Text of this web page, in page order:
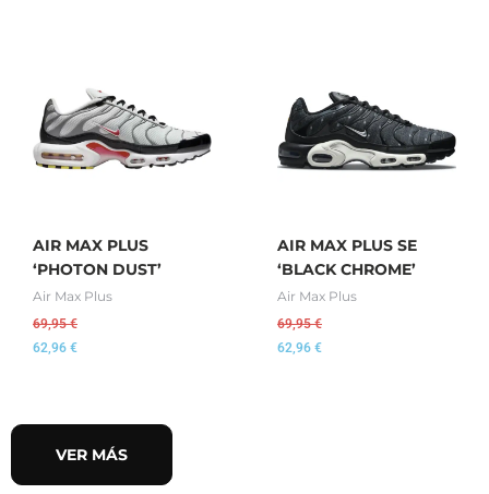
AIR MAX PLUS
‘PHOTON DUST’
Air Max Plus
69,95€
62,96 €
AIR MAX PLUS SE
‘BLACK CHROME’
Air Max Plus
69,95€
62,96 €
VER MÁS